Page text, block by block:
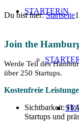
STARTERiN
Du bist hier: Startseite1
Join the
Werde Teil des
über 250 Startups.
Kostenfreie
Sichtbarkeit:
Startups und